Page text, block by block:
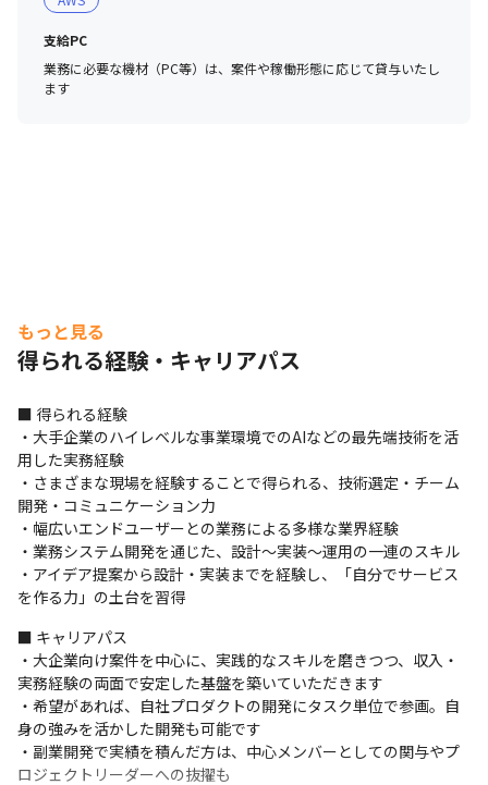
支給PC
業務に必要な機材（PC等）は、案件や稼働形態に応じて貸与いたし
ます
もっと見る
得られる経験・キャリアパス
■ 得られる経験
・大手企業のハイレベルな事業環境でのAIなどの最先端技術を活
用した実務経験
・さまざまな現場を経験することで得られる、技術選定・チーム
開発・コミュニケーション力
・幅広いエンドユーザーとの業務による多様な業界経験
・業務システム開発を通じた、設計〜実装〜運用の一連のスキル
・アイデア提案から設計・実装までを経験し、「自分でサービス
を作る力」の土台を習得
■ キャリアパス
・大企業向け案件を中心に、実践的なスキルを磨きつつ、収入・
実務経験の両面で安定した基盤を築いていただきます
・希望があれば、自社プロダクトの開発にタスク単位で参画。自
身の強みを活かした開発も可能です
・副業開発で実績を積んだ方は、中心メンバーとしての関与やプ
ロジェクトリーダーへの抜擢も